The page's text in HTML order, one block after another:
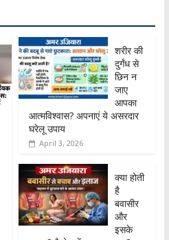
शरीर की
दुर्गंध से
छिन न
जाए
आपका
आत्मविश्वास? अपनाएं ये असरदार
घरेलू उपाय
April 3, 2026
क्या होती
है
बवासीर
और
इसके